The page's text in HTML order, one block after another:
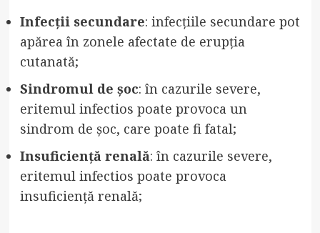
Infecții secundare: infecțiile secundare pot
apărea în zonele afectate de erupția
cutanată;
Sindromul de șoc: în cazurile severe,
eritemul infectios poate provoca un
sindrom de șoc, care poate fi fatal;
Insuficiență renală: în cazurile severe,
eritemul infectios poate provoca
insuficiență renală;